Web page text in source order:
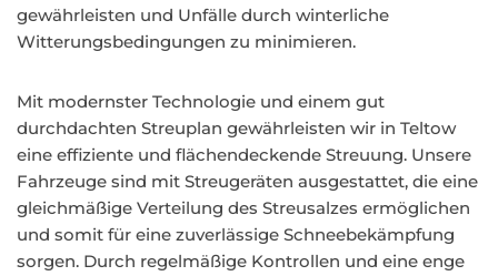
gewährleisten und Unfälle durch winterliche
Witterungsbedingungen zu minimieren.
Mit modernster Technologie und einem gut
durchdachten Streuplan gewährleisten wir in Teltow
eine effiziente und flächendeckende Streuung. Unsere
Fahrzeuge sind mit Streugeräten ausgestattet, die eine
gleichmäßige Verteilung des Streusalzes ermöglichen
und somit für eine zuverlässige Schneebekämpfung
sorgen. Durch regelmäßige Kontrollen und eine enge